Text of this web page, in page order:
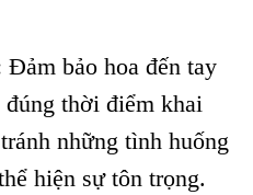
Đảm bảo hoa đến tay
thời điểm khai
những tình huống
hiện sự tôn trọng.